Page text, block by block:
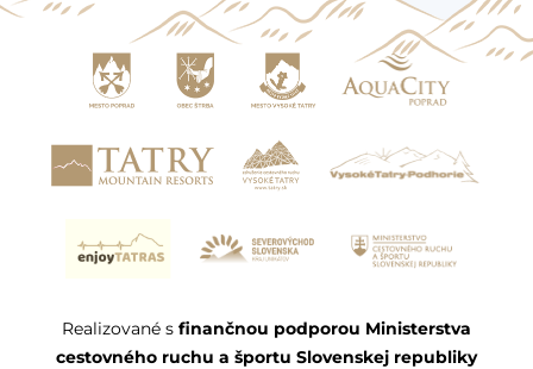
Realizované s finančnou podporou Ministerstva
cestovného ruchu a športu Slovenskej republiky